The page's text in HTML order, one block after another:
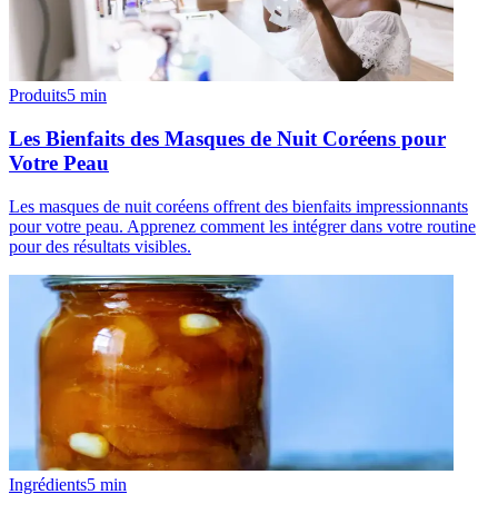
Produits5 min
Les Bienfaits des Masques de Nuit Coréens pour
Votre Peau
Les masques de nuit coréens offrent des bienfaits impressionnants
pour votre peau. Apprenez comment les intégrer dans votre routine
pour des résultats visibles.
Ingrédients5 min